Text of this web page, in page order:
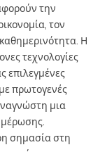
την
τον
Η
τεχνολογίες
επιλεγμένες
πρωτογενές
μια
σημασία στη